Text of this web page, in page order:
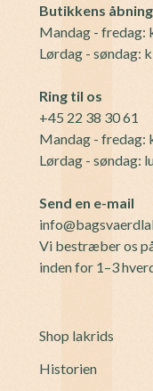
Butikkens
Mandag - fredag:
Lørdag - søndag:
Ring til os
+45 22 38 30 61
Mandag - fredag:
Lørdag - søndag:
Send en e-mail
Vi bestræber os
inden for 1–3
Shop lakrids
Historien